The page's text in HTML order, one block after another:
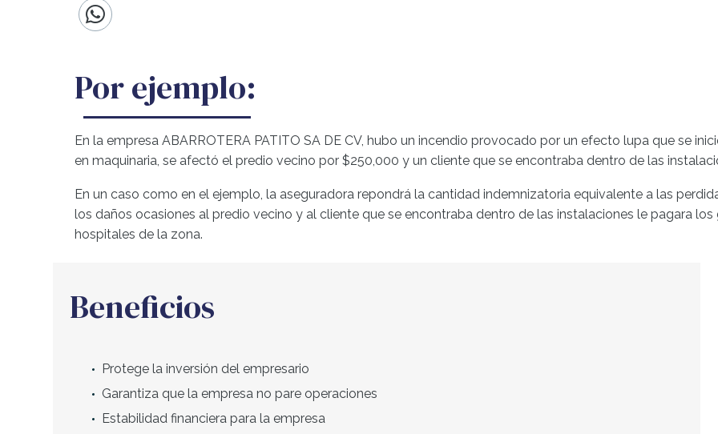
Por ejemplo:
En la empresa ABARROTERA PATITO SA DE CV, hubo un incendio provocado por un efecto lupa que se
en maquinaria, se afectó el predio vecino por $250,000 y un cliente que se encontraba dentro de las
En un caso como en el ejemplo, la aseguradora repondrá la cantidad indemnizatoria equivalente a las
los daños ocasiones al predio vecino y al cliente que se encontraba dentro de las instalaciones le pagara
hospitales de la zona.
Beneficios
Protege la inversión del empresario
Garantiza que la empresa no pare operaciones
Estabilidad financiera para la empresa